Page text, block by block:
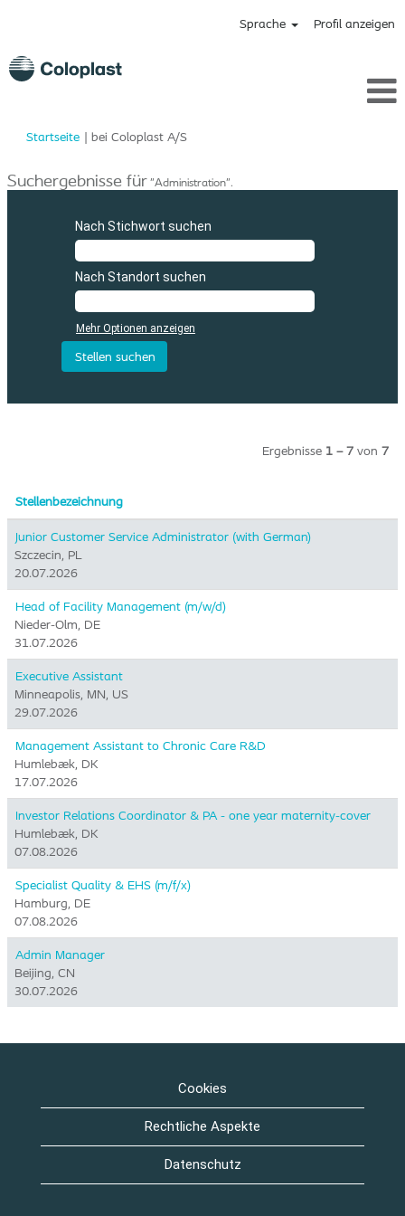
Sprache Profil anzeigen
Startseite | bei Coloplast A/S(aktuelle
Suchergebnisse für"Administration".
Nach Stichwort suchen
Nach Standort suchen
Mehr Optionen anzeigen
Ergebnisse 1 – 7 von 7
Stellenbezeichnung
Junior Customer Service Administrator (with German)
Szczecin, PL
20.07.2026
Head of Facility Management (m/w/d)
Nieder-Olm, DE
31.07.2026
Executive Assistant
Minneapolis, MN, US
29.07.2026
Management Assistant to Chronic Care R&D
Humlebæk, DK
17.07.2026
Investor Relations Coordinator & PA - one year maternity-cover
Humlebæk, DK
07.08.2026
Specialist Quality & EHS (m/f/x)
Hamburg, DE
07.08.2026
Admin Manager
Beijing, CN
30.07.2026
Cookies
Rechtliche Aspekte
Datenschutz